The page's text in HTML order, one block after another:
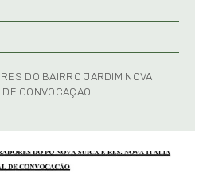
DO BAIRRO JARDIM NOVA
CONVOCAÇÃO